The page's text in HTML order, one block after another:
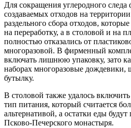
Для сокращения углеродного следа
создаваемых отходов на
раздельного сбора отходов,
на переработку, а в столовой и на
полностью отказались от
многоразовой. В фирменный
включать лишнюю упаковку, зато
наборах многоразовые дождевики,
бутылку.
В столовой также удалось
тип питания, который считается
альтернативой, а остатки еды
Псково-Печерского монастыря.